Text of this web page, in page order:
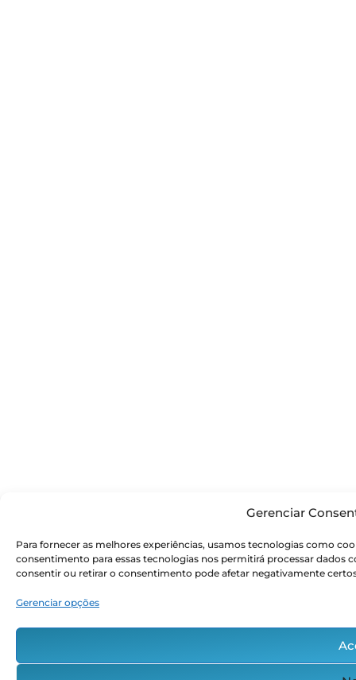
Gerenciar
Para fornecer as melhores experiências, usamos tecnologias como
consentimento para essas tecnologias nos permitirá processar
consentir ou retirar o consentimento pode afetar negativamente
Gerenciar opções